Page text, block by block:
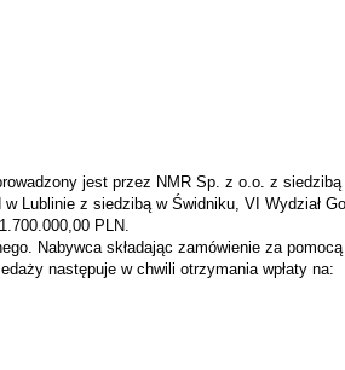
jest przez NMR Sp. z o.o. z
Lublinie z siedzibą w Świdniku, VI Wydział
PLN.
Nabywca składając zamówienie za
następuje w chwili otrzymania wpłaty na: